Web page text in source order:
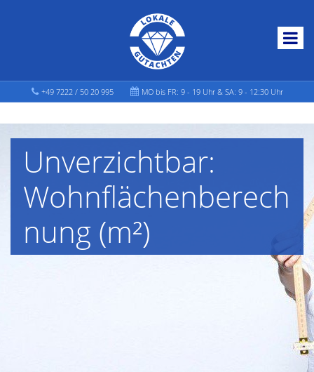
+49 7222 / 50 20 995 MO bis FR: 9 - 19 Uhr & SA: 9 - 12:30 Uhr
Unverzichtbar:
Wohnflächenberech
nung (m²)